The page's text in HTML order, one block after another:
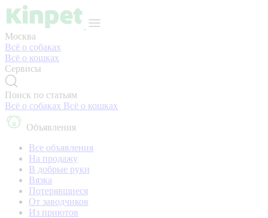
Москва
Всё о собаках
Всё о кошках
Сервисы
Поиск по статьям
Всё о собаках Всё о кошках
Объявления
Все объявления
На продажу
В добрые руки
Вязка
Потерявшиеся
От заводчиков
Из приютов